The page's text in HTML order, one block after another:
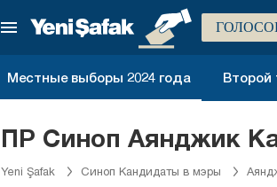
Местные выборы 2024 года Второй
ПР Синоп Аянджик
Yeni Şafak Синоп Кандидаты в мэры
Мерсин
Мугла
Муш
Нигде
Орду